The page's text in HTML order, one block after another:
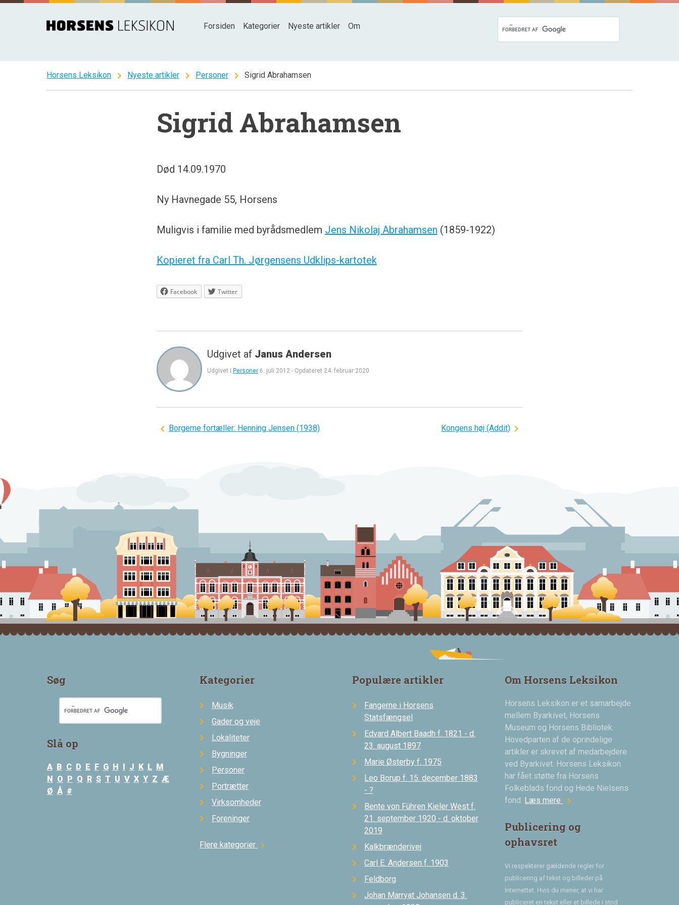
Spring
Forsiden Kategorier Nyeste artikler Om
Horsens Leksikon chevron_right Nyeste artikler chevron_right Personer chevron_right Sigrid Abrahamsen
Sigrid Abrahamsen
Død 14.09.1970
Ny Havnegade 55, Horsens
Muligvis i familie med byrådsmedlem Jens Nikolaj Abrahamsen (1859-1922)
Kopieret fra Carl Th. Jørgensens Udklips-kartotek
Facebook Twitter
Udgivet af Janus Andersen
Udgivet i Personer 6. juli 2012 - Opdateret 24. februar 2020
Indlægsnavigation
Borgerne fortæller: Henning Jensen (1938) Kongens høj (Addit)
Søg
Slå op
A B C D E F G H I J K L M
N O P Q R S T U V X Y Z Æ
Ø Å #
Kategorier
Musik
Gader og veje
Lokaliteter
Bygninger
Personer
Portrætter
Virksomheder
Foreninger
Flere kategorier chevron_right
Populære artikler
Fangerne i Horsens
Statsfængsel
Edvard Albert Baadh f. 1821 - d.
23. august 1897
Marie Østerby f. 1975
Leo Borup f. 15. december 1883
- ?
Bente von Führen Kieler West f.
21. september 1920 - d. oktober
2019
Kalkbrænderivej
Carl E. Andersen f. 1903
Feldborg
Johan Marryat Johansen d. 3.
Om Horsens Leksikon
Horsens Leksikon er et samarbejde
mellem Byarkivet, Horsens
Museum og Horsens Bibliotek.
Hovedparten af de oprindelige
artikler er skrevet af medarbejdere
ved Byarkivet. Horsens Leksikon
har fået støtte fra Horsens
Folkeblads fond og Hede Nielsens
fond. Læs mere chevron_right
Publicering og
ophavsret
Vi respekterer gældende regler for
publicering af tekst og billeder på
Internettet. Hvis du mener, at vi har
publiceret en tekst eller et billede i strid